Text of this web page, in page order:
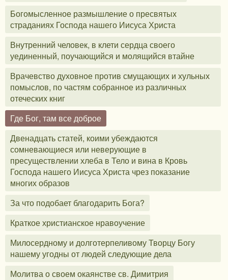
Богомысленное размышление о пресвятых
страданиях Господа нашего Иисуса Христа
Внутренний человек, в клети сердца своего
уединенный, поучающийся и молящийся втайне
Врачевство духовное против смущающих и хульных
помыслов, по частям собранное из различных
отеческих книг
Где Бог, там все доброе
Двенадцать статей, коими убеждаются
сомневающиеся или неверующие в
пресуществлении хлеба в Тело и вина в Кровь
Господа нашего Иисуса Христа чрез показание
многих образов
За что подобает благодарить Бога?
Краткое христианское нравоучение
Милосердному и долготерпеливому Творцу Богу
нашему угодны от людей следующие дела
Молитва о своем окаянстве св. Димитрия